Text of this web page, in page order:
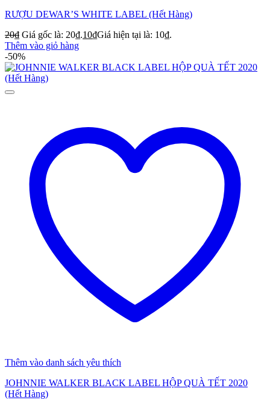
RƯỢU DEWAR’S WHITE LABEL (Hết Hàng)
20₫ Giá gốc là: 20₫.10₫Giá hiện tại là: 10₫.
Thêm vào giỏ hàng
-50%
Thêm vào danh sách yêu thích
JOHNNIE WALKER BLACK LABEL HỘP QUÀ TẾT 2020
(Hết Hàng)